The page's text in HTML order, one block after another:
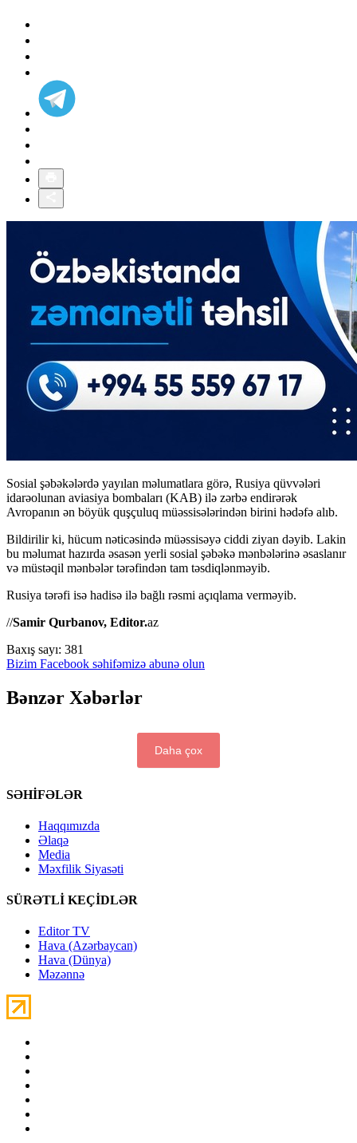
Sosial şəbəkələrdə yayılan məlumatlara görə, Rusiya qüvvələri
idarəolunan aviasiya bombaları (KAB) ilə zərbə endirərək
Avropanın ən böyük quşçuluq müəssisələrindən birini hədəfə alıb.
Bildirilir ki, hücum nəticəsində müəssisəyə ciddi ziyan dəyib. Lakin
bu məlumat hazırda əsasən yerli sosial şəbəkə mənbələrinə əsaslanır
və müstəqil mənbələr tərəfindən tam təsdiqlənməyib.
Rusiya tərəfi isə hadisə ilə bağlı rəsmi açıqlama verməyib.
//Samir Qurbanov, Editor.az
Baxış sayı: 381
Bizim Facebook səhifəmizə abunə olun
Bənzər Xəbərlər
Daha çox
SƏHİFƏLƏR
Haqqımızda
Əlaqə
Media
Məxfilik Siyasəti
SÜRƏTLİ KEÇİDLƏR
Editor TV
Hava (Azərbaycan)
Hava (Dünya)
Məzənnə